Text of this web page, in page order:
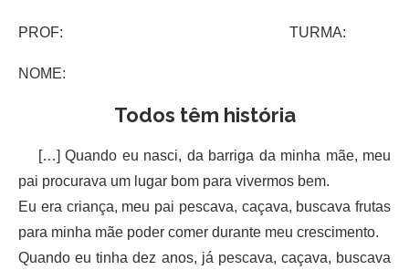
PROF: TURMA:
NOME:
Todos têm história
[…] Quando eu nasci, da barriga da minha mãe, meu
pai procurava um lugar bom para vivermos bem.
Eu era criança, meu pai pescava, caçava, buscava frutas
para minha mãe poder comer durante meu crescimento.
Quando eu tinha dez anos, já pescava, caçava, buscava